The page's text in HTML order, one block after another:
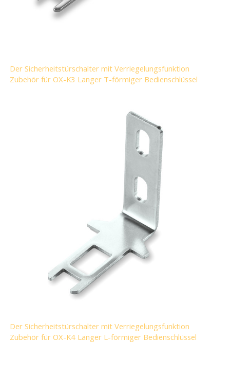
Der Sicherheitstürschalter mit Verriegelungsfunktion
Zubehör für OX-K3 Langer T-förmiger Bedienschlüssel
Der Sicherheitstürschalter mit Verriegelungsfunktion
Zubehör für OX-K4 Langer L-förmiger Bedienschlüssel